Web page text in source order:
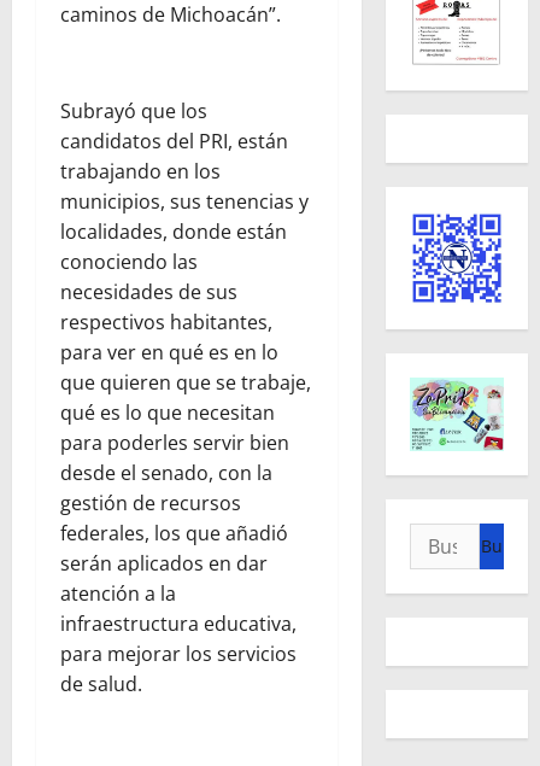
caminos de Michoacán”.
Subrayó que los
candidatos del PRI, están
trabajando en los
municipios, sus tenencias y
localidades, donde están
conociendo las
necesidades de sus
respectivos habitantes,
para ver en qué es en lo
que quieren que se trabaje,
qué es lo que necesitan
para poderles servir bien
desde el senado, con la
gestión de recursos
federales, los que añadió
serán aplicados en dar
atención a la
infraestructura educativa,
para mejorar los servicios
de salud.
Buscar: